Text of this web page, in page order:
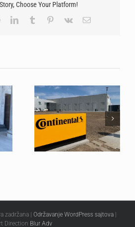
Choose Your Platform!
RedditLinkedInTumblr Pinterest
Vk Email
ponovo poverava svoje
zadržana | Održavanje WordPress sajtova|
Direction Blur Adv